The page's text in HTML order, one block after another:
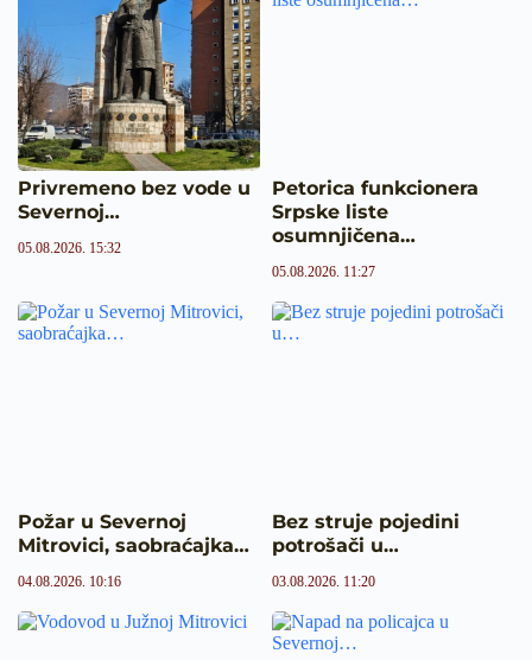
Privremeno bez vode u
Severnoj…
05.08.2026. 15:32
Petorica funkcionera
Srpske liste
osumnjičena…
05.08.2026. 11:27
Požar u Severnoj
Mitrovici, saobraćajka…
04.08.2026. 10:16
Bez struje pojedini
potrošači u…
03.08.2026. 11:20